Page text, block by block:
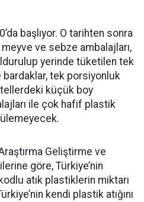
başlıyor. O tarihten sonra
ve sebze ambalajları,
yerinde tüketilen tek
bardaklar, tek porsiyonluk
küçük boy
ile çok hafif plastik
Geliştirme ve
göre, Türkiye’nin
atık plastiklerin miktarı
kendi plastik atığını